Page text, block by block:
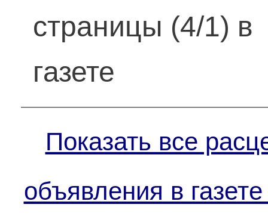
страницы (4/1) в
газете
Показать все
объявления в